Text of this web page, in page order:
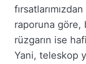
raporuna göre,
rüzgarın ise
Yani, teleskop